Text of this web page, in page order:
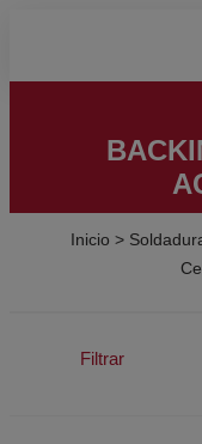
Inicio >
Filtrar